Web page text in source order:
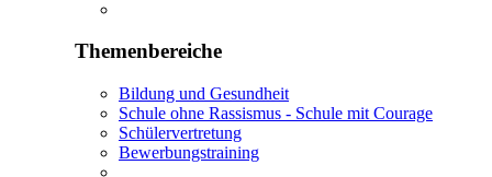
Themenbereiche
Bildung und Gesundheit
Schule ohne Rassismus - Schule mit Courage
Schülervertretung
Bewerbungstraining